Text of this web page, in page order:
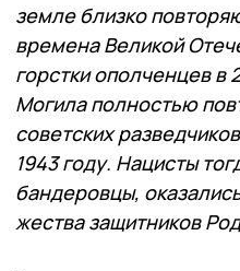
земле близко
времена Великой
горстки ополченцев в
Могила полностью
советских
1943 году. Нацисты
бандеровцы,
жества защитников